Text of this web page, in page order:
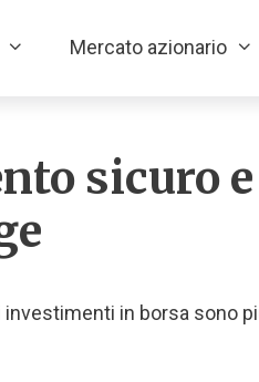
Mercato azionario
sicuro
in borsa sono